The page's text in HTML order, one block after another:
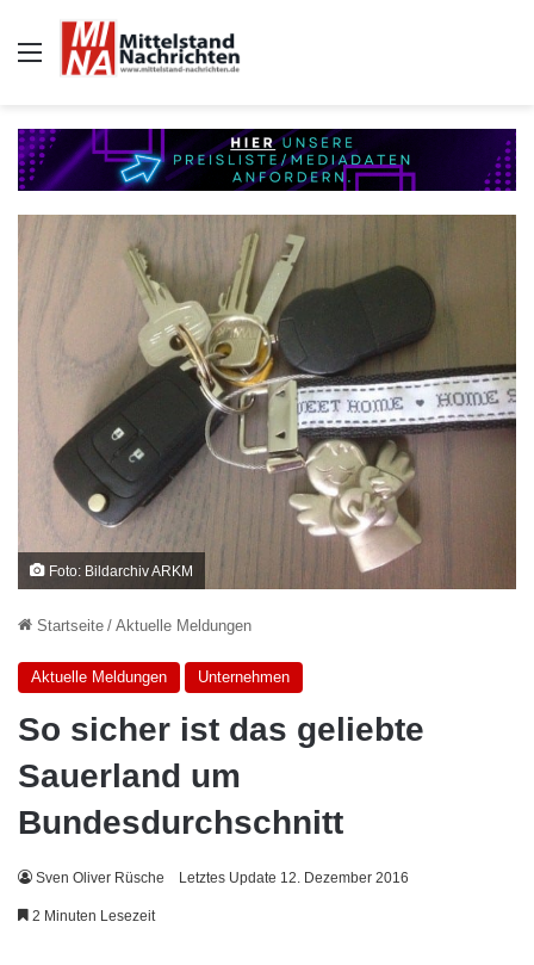
Auswahl
Foto: Bildarchiv ARKM
Startseite / Aktuelle Meldungen
Aktuelle Meldungen Unternehmen
So sicher ist das geliebte
Sauerland um
Bundesdurchschnitt
Sven Oliver Rüsche Letztes Update 12. Dezember 2016
2 Minuten Lesezeit